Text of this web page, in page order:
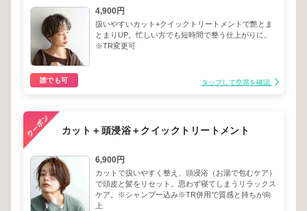
4,900円
扱いやすいカット+クイックトリートメントで艶とま
とまりUP。忙しい方でも短時間で整う仕上がりに。
※TR変更可
誰でも可 タップして空席を確認
カット＋頭浸浴＋クイックトリートメント
6,900円
カットで扱いやすく整え、頭浸浴（お湯で包むケア）
で頭皮と髪をリセット。思わず寝てしまうリラックス
ケア。※シャンプー込み※TR併用で質感と持ちが向
上